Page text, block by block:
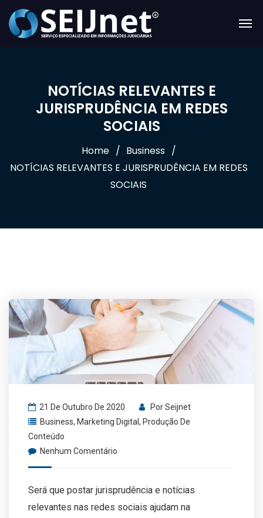
NOTÍCIAS RELEVANTES E
JURISPRUDÊNCIA EM REDES
SOCIAIS
Home
Business
NOTÍCIAS RELEVANTES E JURISPRUDÊNCIA EM REDES
SOCIAIS
21 De Outubro De 2020 PorSeijnet
Business, Marketing Digital , Produção De
Conteúdo
Nenhum Comentário
Será que postar jurisprudência e notícias
relevantes nas redes sociais ajudam na